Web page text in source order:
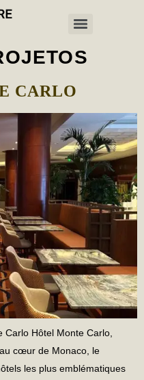
CARLO
Carlo Hôtel Monte Carlo,
cœur de Monaco, le
les plus emblématiques